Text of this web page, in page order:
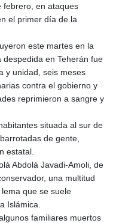
febrero, en ataques
el primer día de la
este martes en la
en Teherán fue
y unidad, seis meses
contra el gobierno y
reprimieron a sangre y
situada al sur de
de gente,
estatal.
Abdolá Javadi-Amoli, de
una multitud
que se suele
Islámica.
familiares muertos